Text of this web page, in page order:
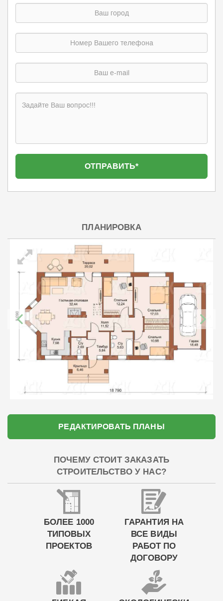
ПЛАНИРОВКА
РЕДАКТИРОВАТЬ ПЛАНЫ
ПОЧЕМУ СТОИТ ЗАКАЗАТЬ
СТРОИТЕЛЬСТВО У НАС?
БОЛЕЕ 1000
ТИПОВЫХ
ПРОЕКТОВ
ГАРАНТИЯ НА
ВСЕ ВИДЫ
РАБОТ ПО
ДОГОВОРУ